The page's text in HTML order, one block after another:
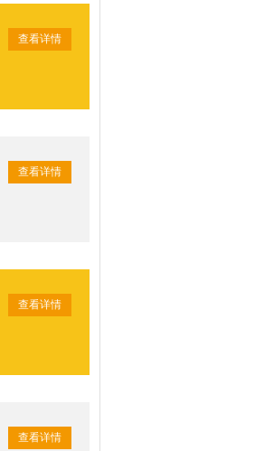
查看详情
查看详情
查看详情
查看详情